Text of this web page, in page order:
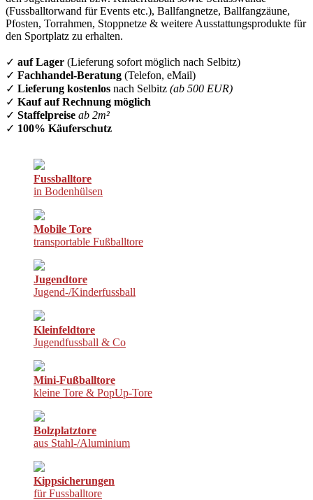
(Fussballtorwand für Events etc.), Ballfangnetze, Ballfangzäune,
Pfosten, Torrahmen, Stoppnetze & weitere Ausstattungsprodukte für
den Sportplatz zu erhalten.
✓ auf Lager (Lieferung sofort möglich nach Selbitz)
✓ Fachhandel-Beratung (Telefon, eMail)
✓ Lieferung kostenlos nach Selbitz (ab 500 EUR)
✓ Kauf auf Rechnung möglich
✓ Staffelpreise ab 2m²
✓ 100% Käuferschutz
Fussballtore
in Bodenhülsen
Mobile Tore
transportable Fußballtore
Jugendtore
Jugend-/Kinderfussball
Kleinfeldtore
Jugendfussball & Co
Mini-Fußballtore
kleine Tore & PopUp-Tore
Bolzplatztore
aus Stahl-/Aluminium
Kippsicherungen
für Fussballtore